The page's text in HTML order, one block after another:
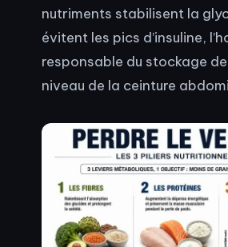
nutriments stabilisent la
évitent les pics d’insuline,
responsable du stockage
niveau de la ceinture